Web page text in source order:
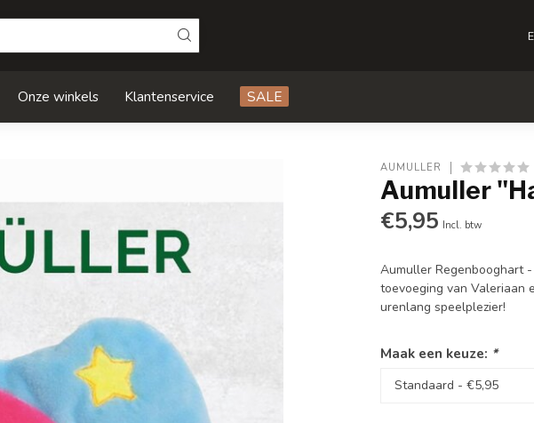
Onze winkels Klantenservice SALE
AUMULLER
Aumuller
€5,95 Incl. btw
Aumuller Regenbooghart
toevoeging van Valeriaan
urenlang speelplezier!
Maak een keuze: *